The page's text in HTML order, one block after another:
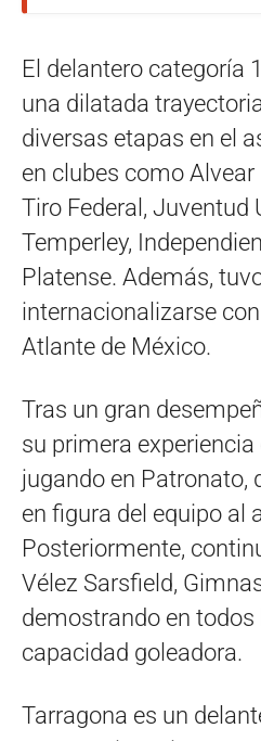
El delantero categoría
una dilatada
diversas etapas en el
en clubes como
Tiro Federal, Juventud
Temperley,
Platense. Además,
internacionalizarse
Atlante de México.
Tras un gran
su primera
jugando en Patronato,
en figura del equipo al
Posteriormente,
Vélez Sarsfield,
demostrando en todos
capacidad goleadora.
Tarragona es un